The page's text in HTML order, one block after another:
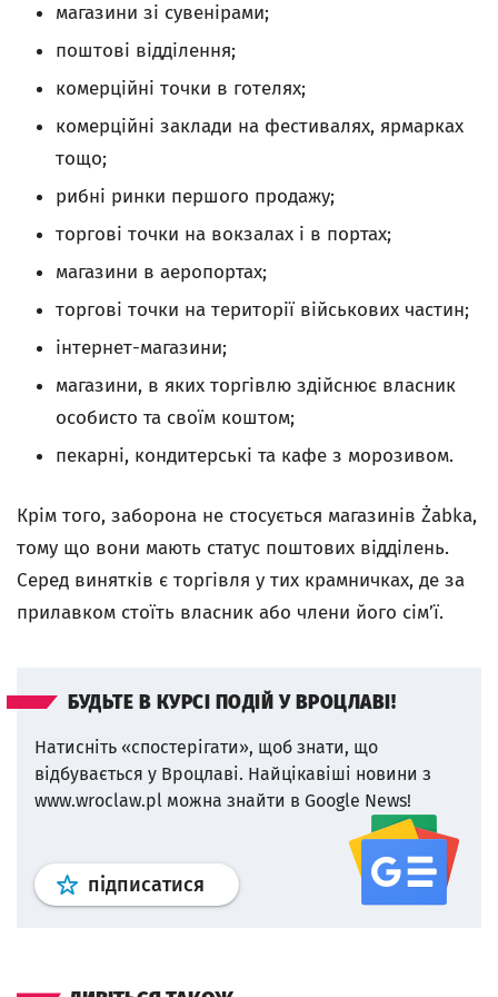
магазини зі сувенірами;
поштові відділення;
комерційні точки в готелях;
комерційні заклади на фестивалях, ярмарках
тощо;
рибні ринки першого продажу;
торгові точки на вокзалах і в портах;
магазини в аеропортах;
торгові точки на території військових частин;
інтернет-магазини;
магазини, в яких торгівлю здійснює власник
особисто та своїм коштом;
пекарні, кондитерські та кафе з морозивом.
Крім того, заборона не стосується магазинів Żabka,
тому що вони мають статус поштових відділень.
Серед винятків є торгівля у тих крамничках, де за
прилавком стоїть власник або члени його сім’ї.
БУДЬТЕ В КУРСІ ПОДІЙ У ВРОЦЛАВІ!
Натисніть «спостерігати», щоб знати, що
відбувається у Вроцлаві. Найцікавіші новини з
www.wroclaw.pl можна знайти в Google News!
підписатися Профіль google news